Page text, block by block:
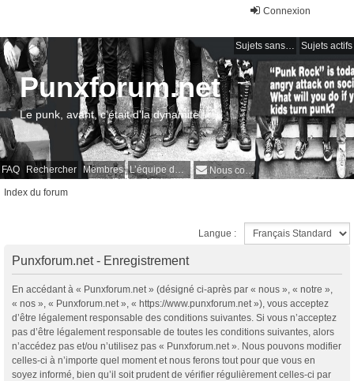
Connexion
Sujets sans réponse Sujets actifs
FAQ Rechercher Membres L’équipe du forum Nous contacter
Punxforum.net
Le punk, avant, c'était d'la dynamite !
Index du forum
Langue :
Punxforum.net - Enregistrement
En accédant à « Punxforum.net » (désigné ci-après par « nous », « notre »,
« nos », « Punxforum.net », « https://www.punxforum.net »), vous acceptez
d’être légalement responsable des conditions suivantes. Si vous n’acceptez
pas d’être légalement responsable de toutes les conditions suivantes, alors
n’accédez pas et/ou n’utilisez pas « Punxforum.net ». Nous pouvons modifier
celles-ci à n’importe quel moment et nous ferons tout pour que vous en
soyez informé, bien qu’il soit prudent de vérifier régulièrement celles-ci par